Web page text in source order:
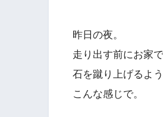
昨日の夜。
走り出す前にお家
石を蹴り上げるよ
こんな感じで。